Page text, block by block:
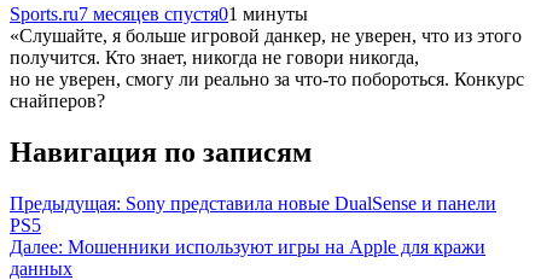
Sports.ru7 месяцев спустя01 минуты
«Слушайте, я больше игровой данкер, не уверен, что из этого
получится. Кто знает, никогда не говори никогда,
но не уверен, смогу ли реально за что-то побороться. Конкурс
снайперов?
Навигация по записям
Предыдущая: Sony представила новые DualSense и панели
PS5
Далее: Мошенники используют игры на Apple для кражи
данных